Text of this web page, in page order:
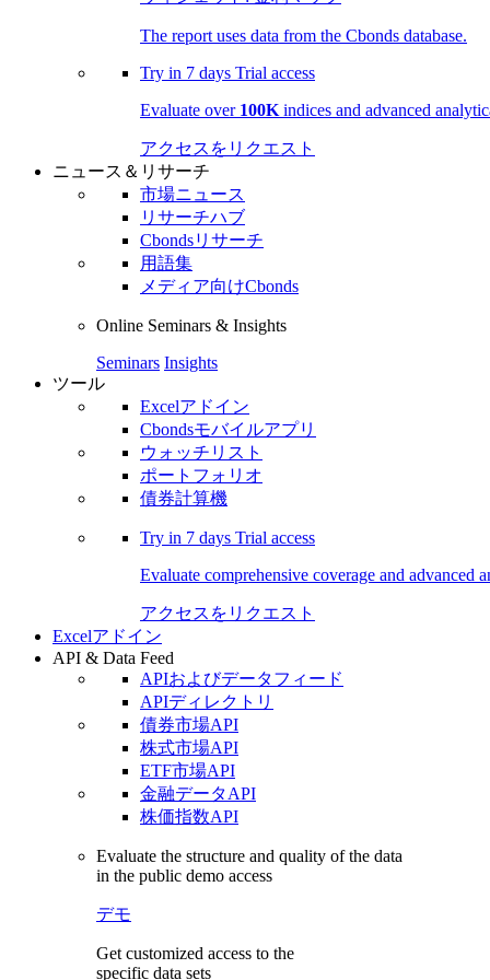
The report uses data from the Cbonds database.
Try in 7 days Trial access
Evaluate over 100K indices and advanced
アクセスをリクエスト
ニュース＆リサーチ
市場ニュース
リサーチハブ
Cbondsリサーチ
用語集
メディア向けCbonds
Online Seminars & Insights
Seminars Insights
ツール
Excelアドイン
Cbondsモバイルアプリ
ウォッチリスト
ポートフォリオ
債券計算機
Try in 7 days Trial access
Evaluate comprehensive coverage and advanced
アクセスをリクエスト
Excelアドイン
API & Data Feed
APIおよびデータフィード
APIディレクトリ
債券市場API
株式市場API
ETF市場API
金融データAPI
株価指数API
Evaluate the structure and quality of the data
in the public demo access
デモ
Get customized access to the
specific data sets